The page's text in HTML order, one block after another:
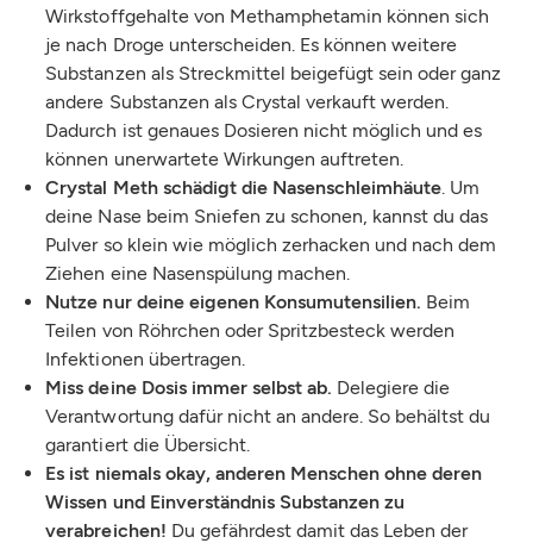
Wirkstoffgehalte von Methamphetamin können sich
je nach Droge unterscheiden. Es können weitere
Substanzen als Streckmittel beigefügt sein oder ganz
andere Substanzen als Crystal verkauft werden.
Dadurch ist genaues Dosieren nicht möglich und es
können unerwartete Wirkungen auftreten.
Crystal Meth schädigt die Nasenschleimhäute . Um
deine Nase beim Sniefen zu schonen, kannst du das
Pulver so klein wie möglich zerhacken und nach dem
Ziehen eine Nasenspülung machen.
Nutze nur deine eigenen Konsumutensilien. Beim
Teilen von Röhrchen oder Spritzbesteck werden
Infektionen übertragen.
Miss deine Dosis immer selbst ab. Delegiere die
Verantwortung dafür nicht an andere. So behältst du
garantiert die Übersicht.
Es ist niemals okay, anderen Menschen ohne deren
Wissen und Einverständnis Substanzen zu
verabreichen! Du gefährdest damit das Leben der